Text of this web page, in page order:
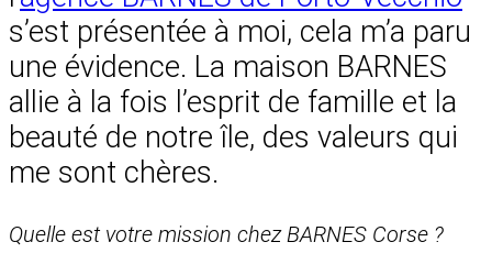
s’est présentée à moi, cela m’a paru
une évidence. La maison BARNES
allie à la fois l’esprit de famille et la
beauté de notre île, des valeurs qui
me sont chères.
Quelle est votre mission chez BARNES Corse ?